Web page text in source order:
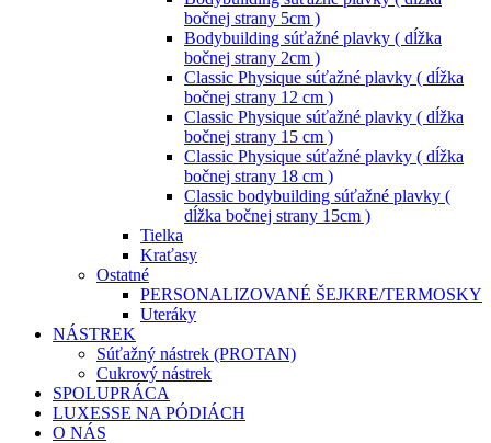
bočnej strany 5cm )
Bodybuilding súťažné plavky ( dĺžka
bočnej strany 2cm )
Classic Physique súťažné plavky ( dĺžka
bočnej strany 12 cm )
Classic Physique súťažné plavky ( dĺžka
bočnej strany 15 cm )
Classic Physique súťažné plavky ( dĺžka
bočnej strany 18 cm )
Classic bodybuilding súťažné plavky (
dĺžka bočnej strany 15cm )
Tielka
Kraťasy
Ostatné
PERSONALIZOVANÉ ŠEJKRE/TERMOSKY
Uteráky
NÁSTREK
Súťažný nástrek (PROTAN)
Cukrový nástrek
SPOLUPRÁCA
LUXESSE NA PÓDIÁCH
O NÁS